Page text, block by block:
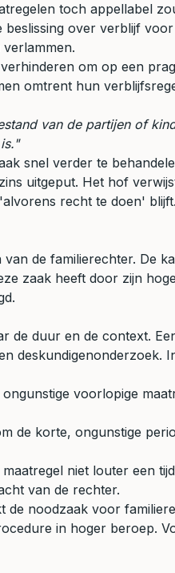
toch appellabel
over verblijf
om op een
omtrent hun
van de partijen of
snel verder te
uitgeput. Het hof
recht te doen' blijft.
de familierechter. De
zaak heeft door zijn
de duur en de context.
deskundigenonderzoek.
voorlopige
de korte, ongunstige
niet louter een
van de rechter.
de noodzaak voor
in hoger beroep.